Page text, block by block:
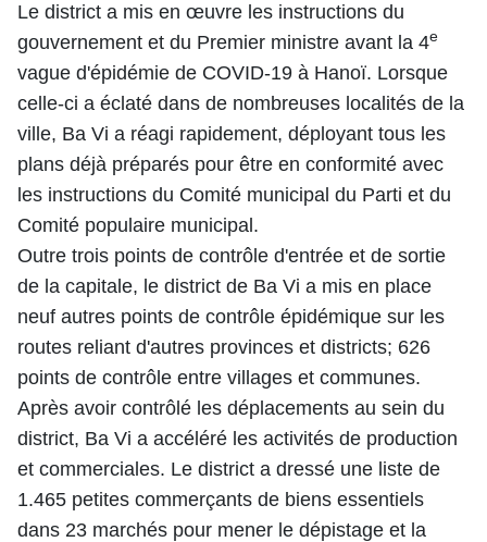
Le district a mis en œuvre les instructions du
gouvernement et du Premier ministre avant la 4e
vague d'épidémie de COVID-19 à Hanoï. Lorsque
celle-ci a éclaté dans de nombreuses localités de la
ville, Ba Vi a réagi rapidement, déployant tous les
plans déjà préparés pour être en conformité avec
les instructions du Comité municipal du Parti et du
Comité populaire municipal.
Outre trois points de contrôle d'entrée et de sortie
de la capitale, le district de Ba Vi a mis en place
neuf autres points de contrôle épidémique sur les
routes reliant d'autres provinces et districts; 626
points de contrôle entre villages et communes.
Après avoir contrôlé les déplacements au sein du
district, Ba Vi a accéléré les activités de production
et commerciales. Le district a dressé une liste de
1.465 petites commerçants de biens essentiels
dans 23 marchés pour mener le dépistage et la